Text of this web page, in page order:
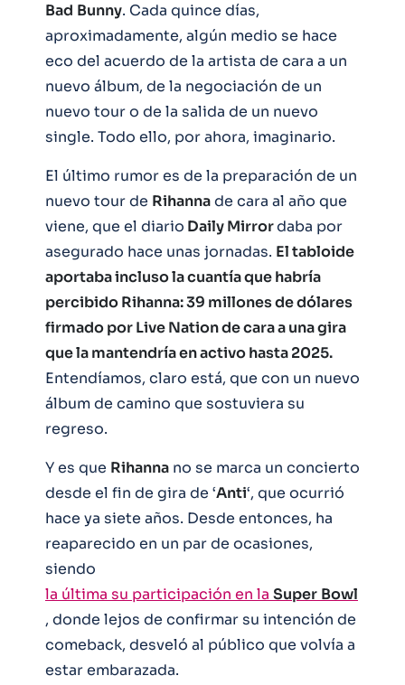
Bad Bunny. Cada quince días,
aproximadamente, algún medio se hace
eco del acuerdo de la artista de cara a un
nuevo álbum, de la negociación de un
nuevo tour o de la salida de un nuevo
single. Todo ello, por ahora, imaginario.
El último rumor es de la preparación de un
nuevo tour de Rihannade cara al año que
viene, que el diario Daily Mirrordaba por
asegurado hace unas jornadas. El tabloide
aportaba incluso la cuantía que habría
percibido Rihanna: 39 millones de dólares
firmado por Live Nation de cara a una gira
que la mantendría en activo hasta 2025.
Entendíamos, claro está, que con un nuevo
álbum de camino que sostuviera su
regreso.
Y es que Rihanna no se marca un concierto
desde el fin de gira de ‘Anti‘, que ocurrió
hace ya siete años. Desde entonces, ha
reaparecido en un par de ocasiones,
siendo
la última su participación en la Super Bowl
, donde lejos de confirmar su intención de
comeback, desveló al público que volvía a
estar embarazada.